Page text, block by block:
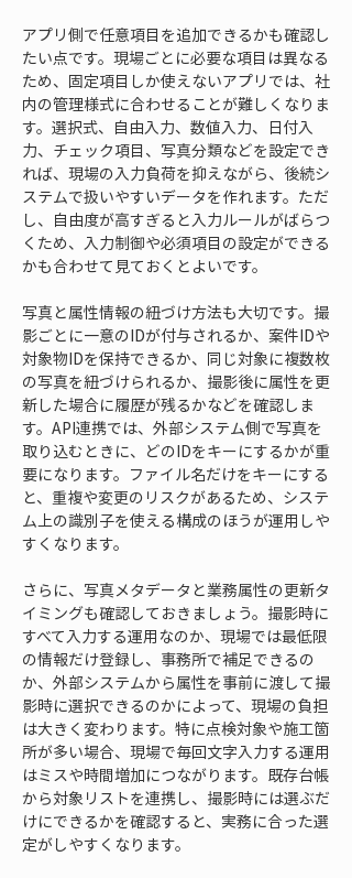
アプリ側で任意項目を追加できるかも確認し
たい点です。現場ごとに必要な項目は異なる
ため、固定項目しか使えないアプリでは、社
内の管理様式に合わせることが難しくなりま
す。選択式、自由入力、数値入力、日付入
力、チェック項目、写真分類などを設定でき
れば、現場の入力負荷を抑えながら、後続シ
ステムで扱いやすいデータを作れます。ただ
し、自由度が高すぎると入力ルールがばらつ
くため、入力制御や必須項目の設定ができる
かも合わせて見ておくとよいです。
写真と属性情報の紐づけ方法も大切です。撮
影ごとに一意のIDが付与されるか、案件IDや
対象物IDを保持できるか、同じ対象に複数枚
の写真を紐づけられるか、撮影後に属性を更
新した場合に履歴が残るかなどを確認しま
す。API連携では、外部システム側で写真を
取り込むときに、どのIDをキーにするかが重
要になります。ファイル名だけをキーにする
と、重複や変更のリスクがあるため、システ
ム上の識別子を使える構成のほうが運用しや
すくなります。
さらに、写真メタデータと業務属性の更新タ
イミングも確認しておきましょう。撮影時に
すべて入力する運用なのか、現場では最低限
の情報だけ登録し、事務所で補足できるの
か、外部システムから属性を事前に渡して撮
影時に選択できるのかによって、現場の負担
は大きく変わります。特に点検対象や施工箇
所が多い場合、現場で毎回文字入力する運用
はミスや時間増加につながります。既存台帳
から対象リストを連携し、撮影時には選ぶだ
けにできるかを確認すると、実務に合った選
定がしやすくなります。